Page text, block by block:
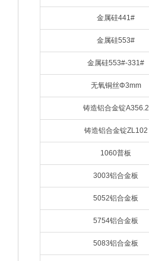
金属硅441#
金属硅553#
金属硅553#-331#
无氧铜丝Φ3mm
铸造铝合金锭A356.2
铸造铝合金锭ZL102
1060普板
3003铝合金板
5052铝合金板
5754铝合金板
5083铝合金板